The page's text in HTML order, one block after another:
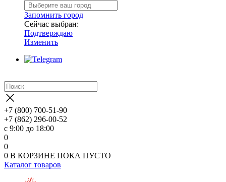
Запомнить город
Сейчас выбран:
Подтверждаю
Изменить
+7 (800) 700-51-90
+7 (862) 296-00-52
с 9:00 до 18:00
0
0
0 В КОРЗИНЕ ПОКА ПУСТО
Каталог товаров